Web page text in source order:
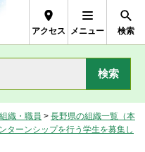
アクセス メニュー 検索
組織・職員 > 長野県の組織一覧（本
ターンシップを行う学生を募集し